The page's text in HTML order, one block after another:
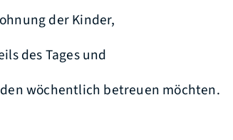
der Kinder,
des Tages und
wöchentlich betreuen möchten.